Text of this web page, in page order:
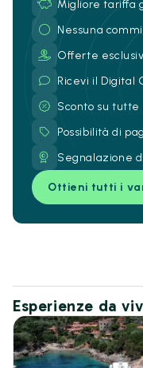
Migliore tariffa
Nessuna
Offerte
Ricevi il Digital
Sconto su
Possibilità di
Segnalazione
Ottieni tutti i
Esperienze da